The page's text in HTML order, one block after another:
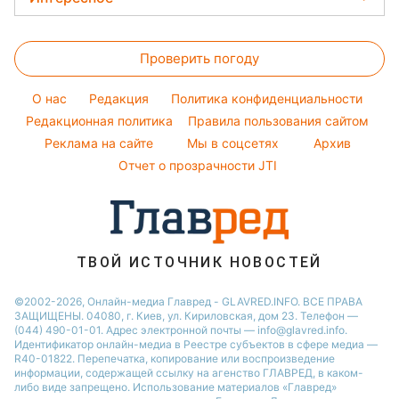
Алла Пугачева
Максим Галкин
Настя Каменских
Виталий Козловский
Потап
София Ротару
Новости Днепра
Новости Тернополя
Новости Житомира
Новости Одессы
Новости Харькова
Советы от Андре Тана
Женские стрижки
Окрашивание волос
Красивый маникюр
Салаты
Простые блюда
Легкие десерты
Напитки
Праздничное меню
Тесты по картинке
Оптические иллюзии
Народные приметы
Все о шоу-бизнесе
Проверить погоду
O нас Редакция
Политика конфиденциальности
Редакционная политика
Правила пользования сайтом
Реклама на сайте
Мы в соцсетях
Архив
Отчет о прозрачности JTI
ТВОЙ ИСТОЧНИК НОВОСТЕЙ
©2002-2026, Онлайн-медиа Главред - GLAVRED.INFO. ВСЕ ПРАВА
ЗАЩИЩЕНЫ. 04080, г. Киев, ул. Кириловская, дом 23. Телефон —
(044) 490-01-01. Адрес электронной почты — info@glavred.info.
Идентификатор онлайн-медиа в Реестре cубъектов в сфере медиа —
R40-01822. Перепечатка, копирование или воспроизведение
информации, содержащей ссылку на агенство ГЛАВРЕД, в каком-
либо виде запрещено. Использование материалов «Главред»